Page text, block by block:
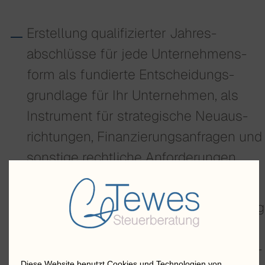
Erstellung qualifi­zierter Jahres­
abschlüsse für jede Unter­nehmens­
form als fundierte Entschei­dungs­
grundlage für Ihr Unter­nehmen, als
Instru­ment für strate­gische Neu­aus­
richtungen, Finanzierungs­anfragen und
sonstige rechtliche Anfor­derungen
Anfertigung von Bilanz­berichten mit
aus­führlichen Erläu­terungen, Erstellung
von Anhängen, Sonder- und
Ergänzungs­bilanzen sowie Eröffnungs-